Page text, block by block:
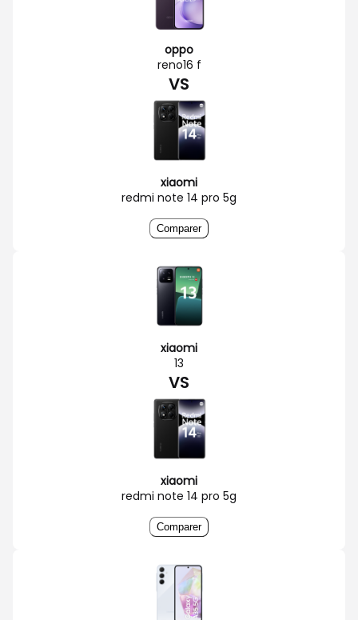
oppo
reno16 f
VS
xiaomi
redmi note 14 pro 5g
Comparer
xiaomi
13
VS
xiaomi
redmi note 14 pro 5g
Comparer